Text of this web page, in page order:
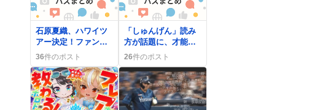
石原夏織、ハワイツ
アー決定！ファンは
「行くぅ！」と熱
せられ参加意欲が高
まる
36件のポスト
「しゅんげん」読み
方が話題に、才能あ
る男子の意味にみん
26件のポスト